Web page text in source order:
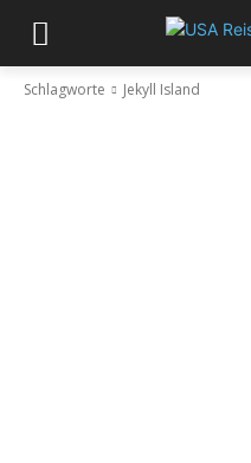
Schlagworte Jekyll Island